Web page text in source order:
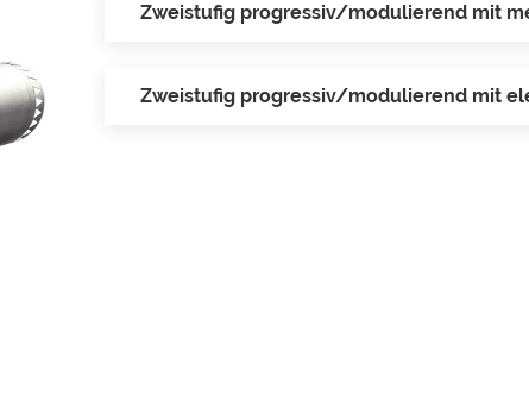
Zweistufig progressiv/modulierend mit
Zweistufig progressiv/modulierend mit